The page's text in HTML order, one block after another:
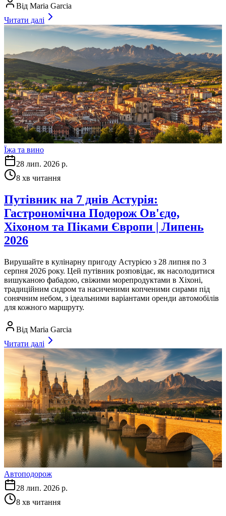
Від Maria Garcia
Читати далі
Їжа та вино
28 лип. 2026 р.
8 хв читання
Путівник на 7 днів Астурія:
Гастрономічна Подорож Ов'єдо,
Хіхоном та Піками Європи | Липень
2026
Вирушайте в кулінарну пригоду Астурією з 28 липня по 3
серпня 2026 року. Цей путівник розповідає, як насолодитися
вишуканою фабадою, свіжими морепродуктами в Хіхоні,
традиційним сидром та насиченими копченими сирами під
сонячним небом, з ідеальними варіантами оренди автомобілів
для кожного маршруту.
Від Maria Garcia
Читати далі
Автоподорож
28 лип. 2026 р.
8 хв читання